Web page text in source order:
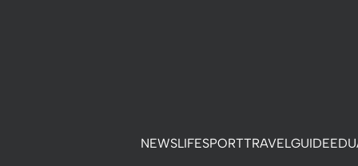
NEWSLIFESPORTTRAVELGUIDEEDU